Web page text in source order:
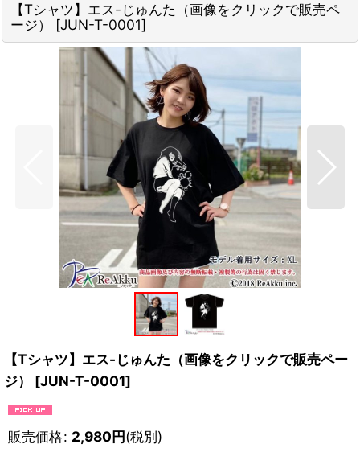
【Tシャツ】エス-じゅんた（画像をクリックで販売ペ
ージ）
[JUN-T-0001]
【Tシャツ】エス-じゅんた（画像をクリックで販売ペー
ジ）
[JUN-T-0001]
販売価格: 2,980円(税別)